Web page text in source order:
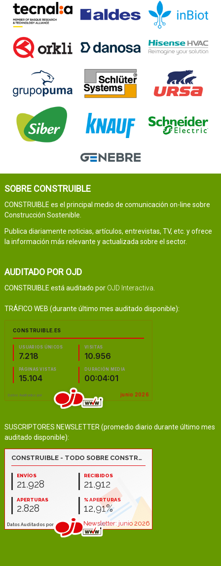
SOBRE CONSTRUIBLE
CONSTRUIBLE es el principal medio de comunicación on-line sobre
Construcción Sostenible.
Publica diariamente noticias, artículos, entrevistas, TV, etc. y ofrece
la información más relevante y actualizada sobre el sector.
AUDITADO POR OJD
CONSTRUIBLE está auditado por OJD Interactiva
TRÁFICO WEB (durante último mes auditado disponible):
SUSCRIPTORES NEWSLETTER (promedio diario durante último mes
auditado disponible):